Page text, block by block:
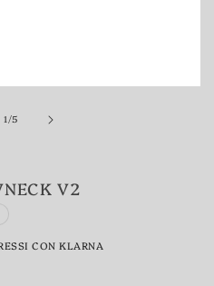
1/su
5
V2
CON KLARNA